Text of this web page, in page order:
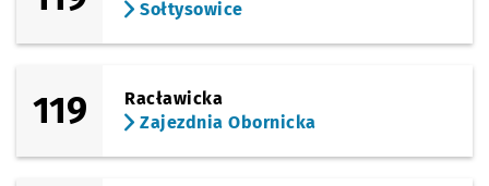
(Ostrowskiego)
Końcowa
(Krzemieniecka)
Sołtysowice
119
Racławicka
Zajezdnia Obornicka